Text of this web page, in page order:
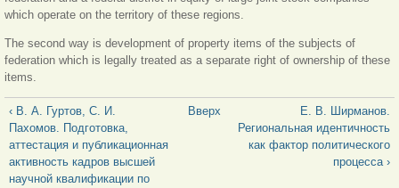
which operate on the territory of these regions.
The second way is development of property items of the subjects of
federation which is legally treated as a separate right of ownership of these
items.
‹ В. А. Гуртов, С. И.
Пахомов. Подготовка,
аттестация и публикационная
активность кадров высшей
научной квалификации по
Вверх
Е. В. Ширманов.
Региональная идентичность
как фактор политического
процесса ›